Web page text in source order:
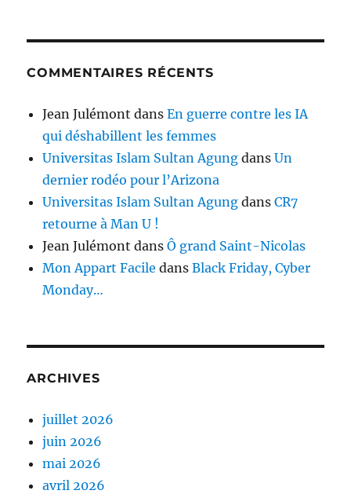
COMMENTAIRES RÉCENTS
Jean Julémont dansEn guerre contre les IA
qui déshabillent les femmes
Universitas Islam Sultan Agung dansUn
dernier rodéo pour l’Arizona
Universitas Islam Sultan Agung dansCR7
retourne à Man U !
Jean Julémont dansÔ grand Saint-Nicolas
Mon Appart Facile dansBlack Friday, Cyber
Monday…
ARCHIVES
juillet 2026
juin 2026
mai 2026
avril 2026